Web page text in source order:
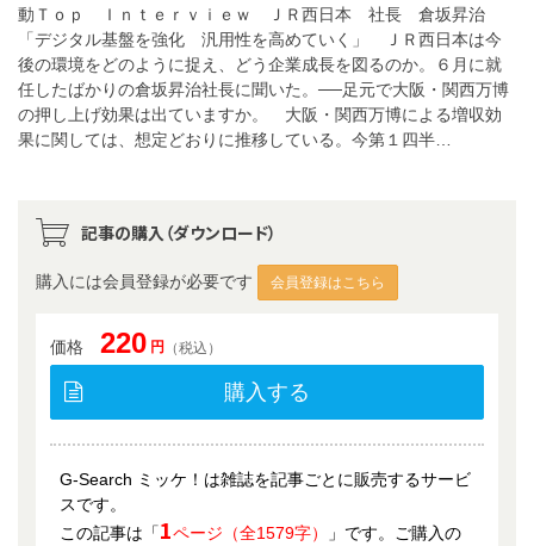
動Ｔｏｐ Ｉｎｔｅｒｖｉｅｗ ＪＲ西日本 社長 倉坂昇治
「デジタル基盤を強化 汎用性を高めていく」 ＪＲ西日本は今
後の環境をどのように捉え、どう企業成長を図るのか。６月に就
任したばかりの倉坂昇治社長に聞いた。──足元で大阪・関西万博
の押し上げ効果は出ていますか。 大阪・関西万博による増収効
果に関しては、想定どおりに推移している。今第１四半…
記事の購入（ダウンロード）
購入には会員登録が必要です 会員登録はこちら
価格 220 円 （税込）
購入する
G-Search ミッケ！は雑誌を記事ごとに販売するサービ
スです。
この記事は「1ページ（全1579字）
」です。ご購入の